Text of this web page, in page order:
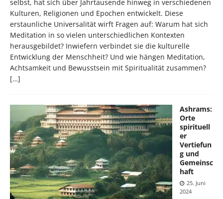
selbst, hat sich über Jahrtausende hinweg in verschiedenen
Kulturen, Religionen und Epochen entwickelt. Diese
erstaunliche Universalität wirft Fragen auf: Warum hat sich
Meditation in so vielen unterschiedlichen Kontexten
herausgebildet? Inwiefern verbindet sie die kulturelle
Entwicklung der Menschheit? Und wie hängen Meditation,
Achtsamkeit und Bewusstsein mit Spiritualität zusammen?
[…]
Ashrams:
Orte
spirituell
er
Vertiefun
g und
Gemeinsc
haft
25. Juni
2024